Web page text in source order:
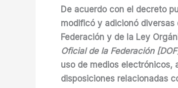
De acuerdo con el decreto
modificó y adicionó diversas
Federación y de la Ley
Oficial de la Federación
uso de medios electrónicos,
disposiciones relacionadas